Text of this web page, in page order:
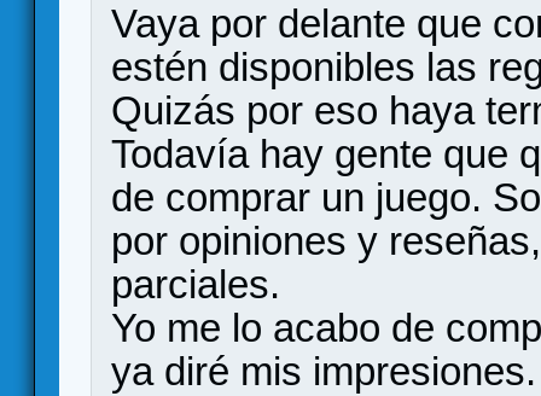
Vaya por delante que
estén disponibles las
Quizás por eso haya
Todavía hay gente que
de comprar un juego.
por opiniones y
parciales.
Yo me lo acabo de
ya diré mis impresiones.